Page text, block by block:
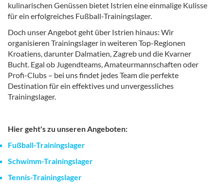
kulinarischen Genüssen bietet Istrien eine einmalige Kulisse
für ein erfolgreiches Fußball-Trainingslager.
Doch unser Angebot geht über Istrien hinaus: Wir
organisieren Trainingslager in weiteren Top-Regionen
Kroatiens, darunter Dalmatien, Zagreb und die Kvarner
Bucht. Egal ob Jugendteams, Amateurmannschaften oder
Profi-Clubs – bei uns findet jedes Team die perfekte
Destination für ein effektives und unvergessliches
Trainingslager.
Hier geht's zu unseren Angeboten:
Fußball-Trainingslager
Schwimm-Trainingslager
Tennis-Trainingslager